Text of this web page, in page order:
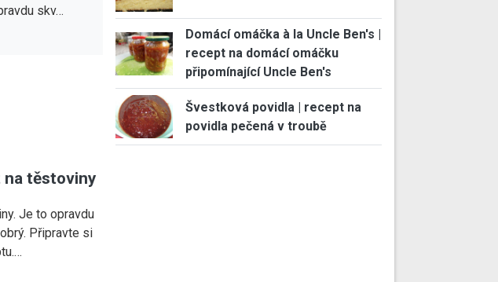
skv…
těstoviny
Je to opravdu
Připravte si
Domácí omáčka à la Uncle Ben's |
recept na domácí omáčku
připomínající Uncle Ben's
Švestková povidla | recept na
povidla pečená v troubě